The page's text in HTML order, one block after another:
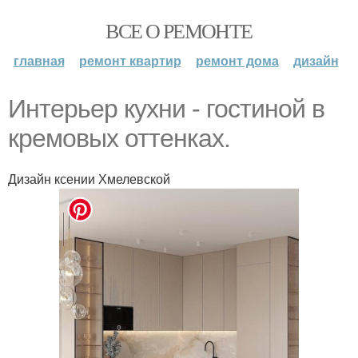
ВСЕ О РЕМОНТЕ
главная ремонт квартир ремонт дома дизайн
Интерьер кухни - гостиной в
кремовых оттенках.
Дизайн ксении Хмелевской